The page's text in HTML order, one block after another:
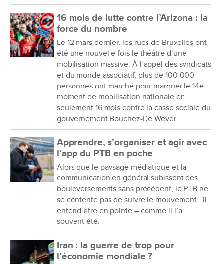
16 mois de lutte contre l’Arizona : la
force du nombre
Le 12 mars dernier, les rues de Bruxelles ont
été une nouvelle fois le théâtre d’une
mobilisation massive. À l’appel des syndicats
et du monde associatif, plus de 100 000
personnes ont marché pour marquer le 14e
moment de mobilisation nationale en
seulement 16 mois contre la casse sociale du
gouvernement Bouchez-De Wever.
Apprendre, s’organiser et agir avec
l’app du PTB en poche
Alors que le paysage médiatique et la
communication en général subissent des
bouleversements sans précédent, le PTB ne
se contente pas de suivre le mouvement : il
entend être en pointe – comme il l’a
souvent été.
Iran : la guerre de trop pour
l’économie mondiale ?